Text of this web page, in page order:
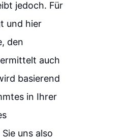
jedoch. Für
und hier
den
auch
basierend
in Ihrer
uns also